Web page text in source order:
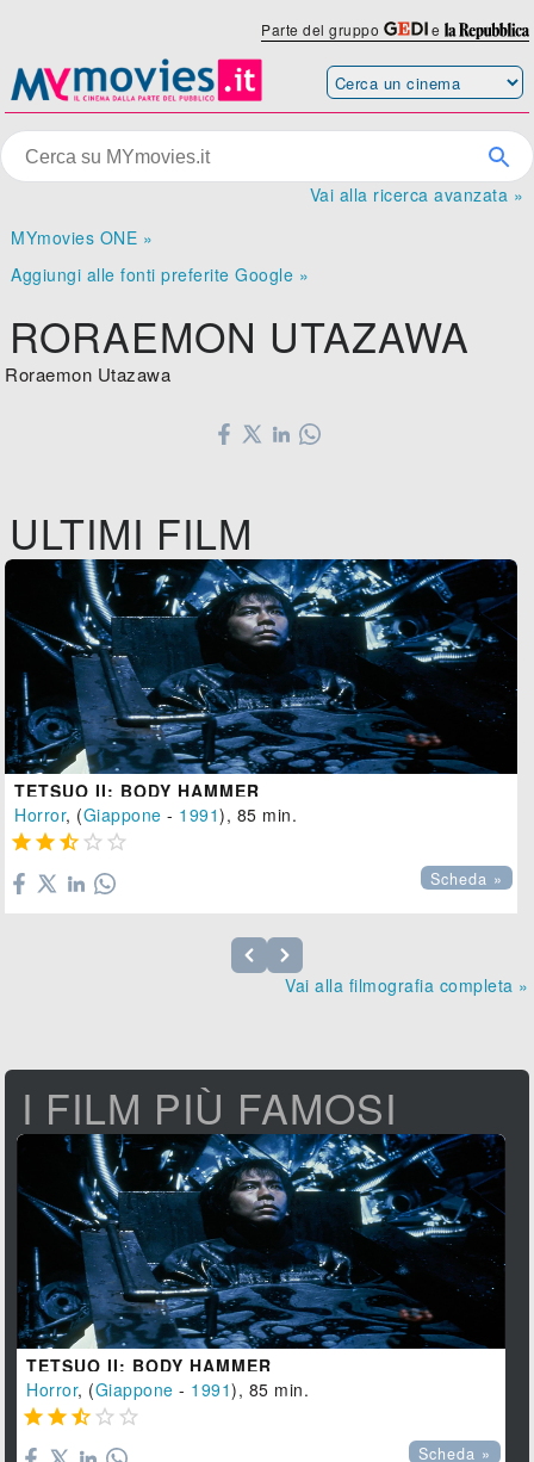
Parte del gruppo e
Vai alla ricerca avanzata »
MYmovies ONE »
Aggiungi alle fonti preferite Google »
RORAEMON UTAZAWA
Roraemon Utazawa
ULTIMI FILM
TETSUO II: BODY HAMMER
Horror, (Giappone - 1991), 85 min.
    
Scheda »
Vai alla filmografia completa »
I FILM PIÙ FAMOSI
TETSUO II: BODY HAMMER
Horror, (Giappone - 1991), 85 min.
    
Scheda »